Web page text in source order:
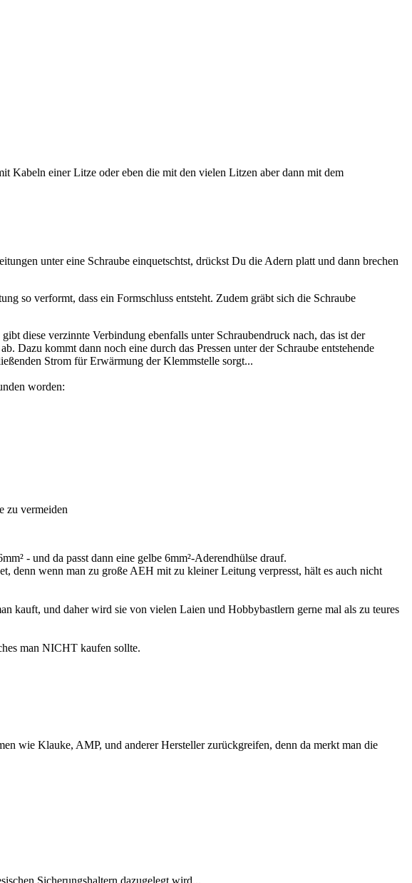
Kabeln einer Litze oder eben die mit den vielen Litzen aber dann mit dem
unter eine Schraube einquetschtst, drückst Du die Adern platt und dann brechen
so verformt, dass ein Formschluss entsteht. Zudem gräbt sich die Schraube
diese verzinnte Verbindung ebenfalls unter Schraubendruck nach, das ist der
Dazu kommt dann noch eine durch das Pressen unter der Schraube entstehende
Strom für Erwärmung der Klemmstelle sorgt...
worden:
zu vermeiden
- und da passt dann eine gelbe 6mm²-Aderendhülse drauf.
denn wenn man zu große AEH mit zu kleiner Leitung verpresst, hält es auch nicht
kauft, und daher wird sie von vielen Laien und Hobbybastlern gerne mal als zu teures
man NICHT kaufen sollte.
wie Klauke, AMP, und anderer Hersteller zurückgreifen, denn da merkt man die
Sicherungshaltern dazugelegt wird...